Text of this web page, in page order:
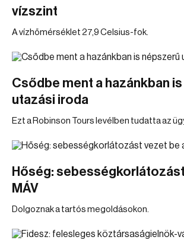
vízszint
A vízhőmérséklet 27,9 Celsius-fok.
Csődbe ment a hazánkban
utazási iroda
Ezt a Robinson Tours levélben tudatta az
Hőség:
MÁV
Dolgoznak a tartós megoldásokon.